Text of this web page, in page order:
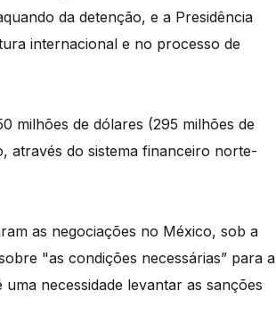
da detenção, e a Presidência
internacional e no processo de
milhões de dólares (295 milhões de
através do sistema financeiro norte-
as negociações no México, sob a
"as condições necessárias” para a
necessidade levantar as sanções